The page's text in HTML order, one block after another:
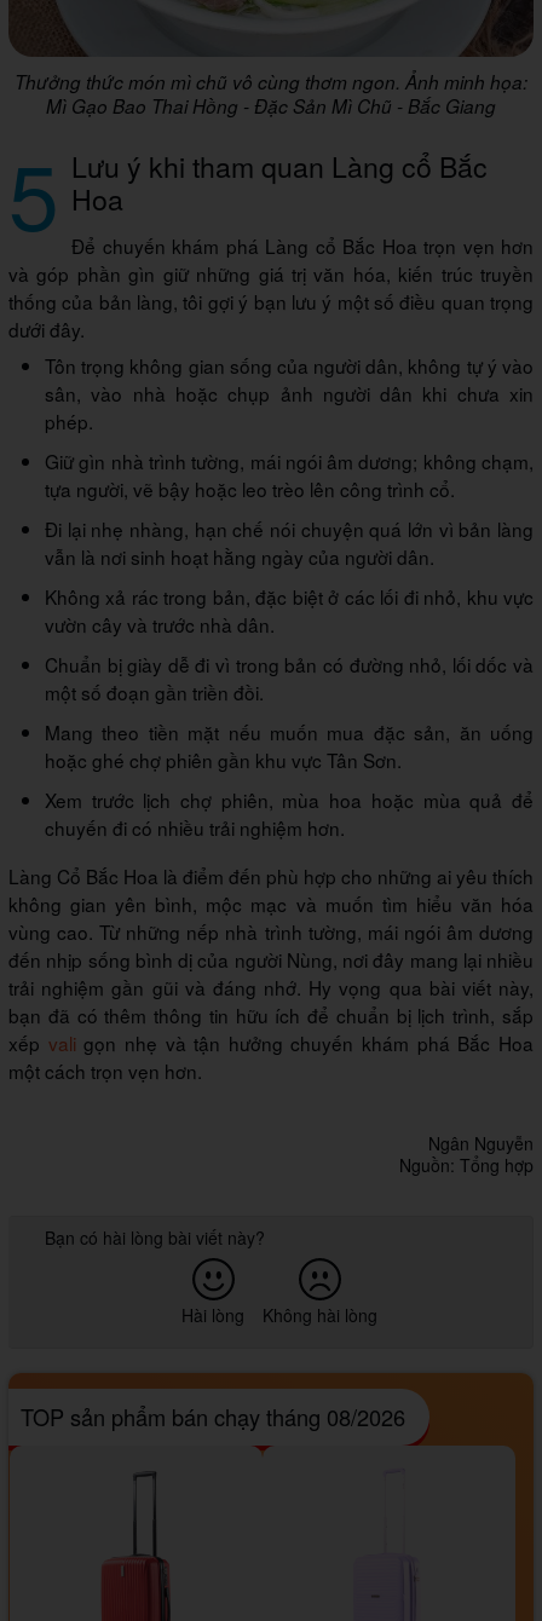
Thưởng thức món mì chũ vô cùng thơm ngon. Ảnh minh họa:
Mì Gạo Bao Thai Hồng - Đặc Sản Mì Chũ - Bắc Giang
5 Lưu ý khi tham quan Làng cổ Bắc
Hoa
Để chuyến khám phá Làng cổ Bắc Hoa trọn vẹn hơn
và góp phần gìn giữ những giá trị văn hóa, kiến trúc truyền
thống của bản làng, tôi gợi ý bạn lưu ý một số điều quan trọng
dưới đây.
Tôn trọng không gian sống của người dân, không tự ý vào
sân, vào nhà hoặc chụp ảnh người dân khi chưa xin
phép.
Giữ gìn nhà trình tường, mái ngói âm dương; không chạm,
tựa người, vẽ bậy hoặc leo trèo lên công trình cổ.
Đi lại nhẹ nhàng, hạn chế nói chuyện quá lớn vì bản làng
vẫn là nơi sinh hoạt hằng ngày của người dân.
Không xả rác trong bản, đặc biệt ở các lối đi nhỏ, khu vực
vườn cây và trước nhà dân.
Chuẩn bị giày dễ đi vì trong bản có đường nhỏ, lối dốc và
một số đoạn gần triền đồi.
Mang theo tiền mặt nếu muốn mua đặc sản, ăn uống
hoặc ghé chợ phiên gần khu vực Tân Sơn.
Xem trước lịch chợ phiên, mùa hoa hoặc mùa quả để
chuyến đi có nhiều trải nghiệm hơn.
Làng Cổ Bắc Hoa là điểm đến phù hợp cho những ai yêu thích
không gian yên bình, mộc mạc và muốn tìm hiểu văn hóa
vùng cao. Từ những nếp nhà trình tường, mái ngói âm dương
đến nhịp sống bình dị của người Nùng, nơi đây mang lại nhiều
trải nghiệm gần gũi và đáng nhớ. Hy vọng qua bài viết này,
bạn đã có thêm thông tin hữu ích để chuẩn bị lịch trình, sắp
xếp valigọn nhẹ và tận hưởng chuyến khám phá Bắc Hoa
một cách trọn vẹn hơn.
Ngân Nguyễn
Nguồn: Tổng hợp
Bạn có hài lòng bài viết này?
Hài lòng Không hài lòng
TOP sản phẩm bán chạy tháng 08/2026